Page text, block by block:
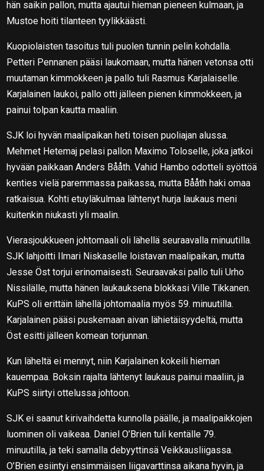
hän saikin pallon, mutta ajautui hieman pieneen kulmaan, ja
Mustoe hoiti tilanteen tyylikkäästi.
Kuopiolaisten tasoitus tuli puolen tunnin pelin kohdalla.
Petteri Pennanen pääsi laukomaan, mutta hänen vetonsa otti
muutaman kimmokkeen ja pallo tuli Rasmus Karjalaiselle.
Karjalainen laukoi, pallo otti jälleen pienen kimmokkeen, ja
painui tolpan kautta maaliin.
SJK loi hyvän maalipaikan heti toisen puoliajan alussa.
Mehmet Hetemaj pelasi pallon Maximo Toloselle, joka jatkoi
hyvään paikkaan Anders Bååth. Vahid Hambo odotteli syöttöä
kenties vielä paremmassa paikassa, mutta Bååth haki omaa
ratkaisua. Kohti etuyläkulmaa lähtenyt hurja laukaus meni
kuitenkin niukasti yli maalin.
Vierasjoukkueen johtomaali oli lähellä seuraavalla minuutilla.
SJK lahjoitti Ilmari Niskaselle loistavan maalipaikan, mutta
Jesse Öst torjui erinomaisesti. Seuraavaksi pallo tuli Urho
Nissilälle, mutta hänen laukauksena blokkasi Ville Tikkanen.
KuPS oli erittäin lähellä johtomaalia myös 59. minuutilla.
Karjalainen pääsi puskemaan aivan lähietäisyydeltä, mutta
Öst esitti jälleen komean torjunnan.
Kun läheltä ei mennyt, niin Karjalainen kokeili hieman
kauempaa. Boksin rajalta lähtenyt laukaus painui maaliin, ja
KuPS siirtyi ottelussa johtoon.
SJK ei saanut kirivaihdetta kunnolla päälle, ja maalipaikkojen
luominen oli vaikeaa. Daniel O’Brien tuli kentälle 79.
minuutilla, ja teki samalla debyyttinsä Veikkausliigassa.
O’Brien esiintyi ensimmäisen liigavarttinsa aikana hyvin, ja